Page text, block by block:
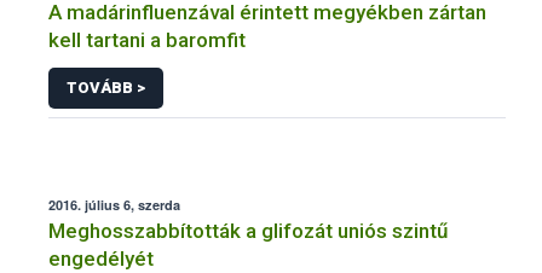
A madárinfluenzával érintett megyékben zártan
kell tartani a baromfit
TOVÁBB >
2016. július 6, szerda
Meghosszabbították a glifozát uniós szintű
engedélyét